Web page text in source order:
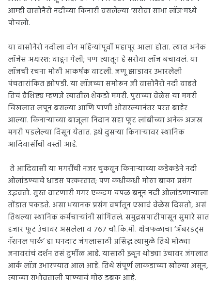
आम्ही वासोनैरो नदीच्या किनारी वसलेल्या ‘सरोवा साभा लॉज’मध्ये
पोचलो.
यावासोनैरो नदीला दोन महिन्यांपूर्वी महापूर आला होता. त्यात अनेक
लॉजेस अक्षरश: वाहून गेली; पण त्यातून हे सरोवा लॉज बचावलं. या
लॉजची रचना मोठी आकर्षक वाटली. जणू झाडावर उभारलेली
पंचतारांकित झोपडी. या लॉजच्या समोरून जी वासोनैरो नदी वाहते
तिचं वैशिष्ट्य म्हणजे त्यातील शेकडो मगरी. पुराच्या वेळेस या मगरी
चिखलात लपून बसल्या आणि पाणी ओसरल्यानंतर परत बाहेर
आल्या. किनाऱ्याच्या बाजूला निदान सहा फूट लांबीच्या अनेक अजस्र
मगरी पडलेल्या दिसून येतात. इथे दुसऱ्या किनाऱ्यावर स्थानिक
आदिवासींची वस्ती आहे.
ते आदिवासी या मगरींची नजर चुकवून किनाऱ्याच्या कडेकडेने नदी
ओलांडण्याचे धाडस पत्करतात; पण कधीकधी मोठा बाका प्रसंग
उद्भवतो. सुस्त वाटणारी मगर एकदम चपळ बनून नदी ओलांडणाऱ्याला
तोंडात पकडते. असा भयानक प्रसंग वर्षातून एखादं वेळेस दिसतो, असं
तिथल्या स्थानिक कर्मचाऱ्यांनी सांगितलं. समुद्रसपाटीपासून सुमारे सात
हजार फूट उंचावर असलेला व ७६७ चौ.कि.मी. क्षेत्रफळाचा ‘ॲबरडट्स
नॅशनल पार्क’ हा घनदाट जंगलासाठी प्रसिद्ध.त्यामुळे तिथे मोठ्या
जनावरांचं दर्शन तसं दुर्मीळ आहे. यासाठी इथून थोड्या उंचावर जंगलात
आर्क लॉज उभारण्यात आलं आहे. तिथे संपूर्ण लाकडाच्या खोल्या असून,
त्याच्या सभोवताली पाण्याचं मोठं डबकं आहे.